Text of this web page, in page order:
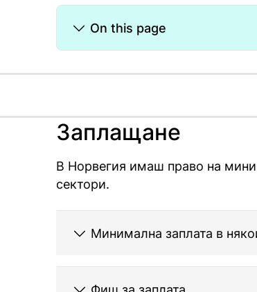
On this page
Заплащане
В Норвегия имаш право на
сектори.
Минимална заплата в